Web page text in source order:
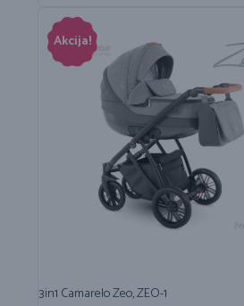
Akcija!
3in1 Camarelo Zeo, ZEO-1